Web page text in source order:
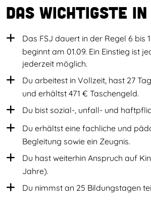
Das wichtigste in
Das FSJ dauert in der Regel 6 bis
beginnt am 01.09. Ein Einstieg ist
jederzeit möglich.
Du arbeitest in Vollzeit, hast 27
und erhältst 471 € Taschengeld.
Du bist sozial-, unfall- und
Du erhältst eine fachliche und
Begleitung sowie ein Zeugnis.
Du hast weiterhin Anspruch auf
Jahre).
Du nimmst an 25 Bildungstagen